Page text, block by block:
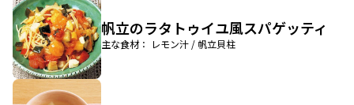
帆立のラタトゥイユ風スパゲッティ
主な食材： レモン汁 / 帆立貝柱